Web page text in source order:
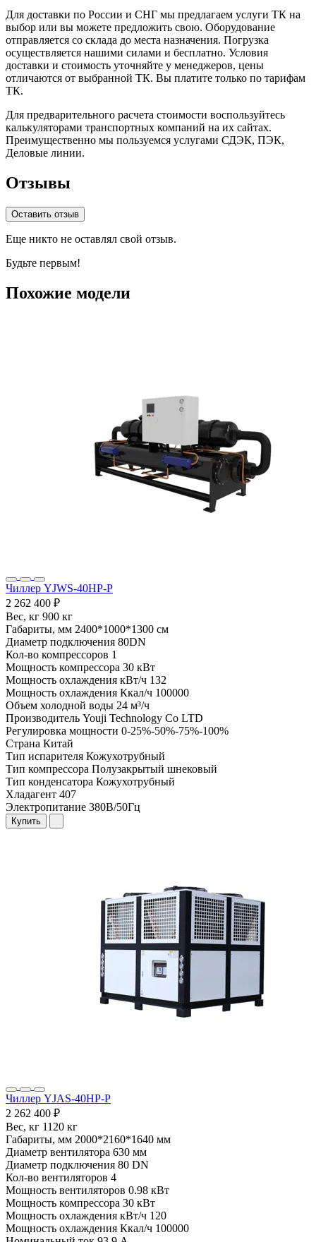
Для доставки по России и СНГ мы предлагаем услуги ТК на
выбор или вы можете предложить свою. Оборудование
отправляется со склада до места назначения. Погрузка
осуществляется нашими силами и бесплатно. Условия
доставки и стоимость уточняйте у менеджеров, цены
отличаются от выбранной ТК. Вы платите только по тарифам
ТК.
Для предварительного расчета стоимости воспользуйтесь
калькуляторами транспортных компаний на их сайтах.
Преимущественно мы пользуемся услугами СДЭК, ПЭК,
Деловые линии.
Отзывы
Оставить отзыв
Еще никто не оставлял свой отзыв.
Будьте первым!
Похожие модели
Чиллер YJWS-40HP-P
2 262 400 ₽
Вес, кг 900 кг
Габариты, мм 2400*1000*1300 см
Диаметр подключения 80DN
Кол-во компрессоров 1
Мощность компрессора 30 кВт
Мощность охлаждения кВт/ч 132
Мощность охлаждения Ккал/ч 100000
Объем холодной воды 24 м³/ч
Производитель Youji Technology Co LTD
Регулировка мощности 0-25%-50%-75%-100%
Страна Китай
Тип испарителя Кожухотрубный
Тип компрессора Полузакрытый шнековый
Тип конденсатора Кожухотрубный
Хладагент 407
Электропитание 380В/50Гц
Купить
Чиллер YJAS-40HP-P
2 262 400 ₽
Вес, кг 1120 кг
Габариты, мм 2000*2160*1640 мм
Диаметр вентилятора 630 мм
Диаметр подключения 80 DN
Кол-во вентиляторов 4
Мощность вентиляторов 0.98 кВт
Мощность компрессора 30 кВт
Мощность охлаждения кВт/ч 120
Мощность охлаждения Ккал/ч 100000